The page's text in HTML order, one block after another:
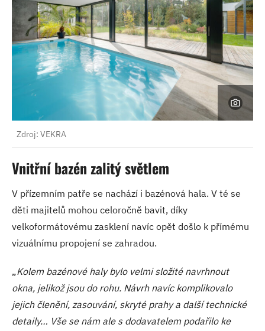
Zdroj: VEKRA
Vnitřní bazén zalitý světlem
V přízemním patře se nachází i bazénová hala. V té se
děti majitelů mohou celoročně bavit, díky
velkoformátovému zasklení navíc opět došlo k přímému
vizuálnímu propojení se zahradou.
„Kolem bazénové haly bylo velmi složité navrhnout
okna, jelikož jsou do rohu. Návrh navíc komplikovalo
jejich členění, zasouvání, skryté prahy a další technické
detaily… Vše se nám ale s dodavatelem podařilo ke